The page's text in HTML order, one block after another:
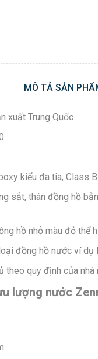
MÔ TẢ SẢN
xuất Trung Quốc
kiểu đa tia, Class B
sắt, thân đồng hồ
hồ nhỏ màu đỏ thể
đồng hồ nước ví
quy định của
lượng nước